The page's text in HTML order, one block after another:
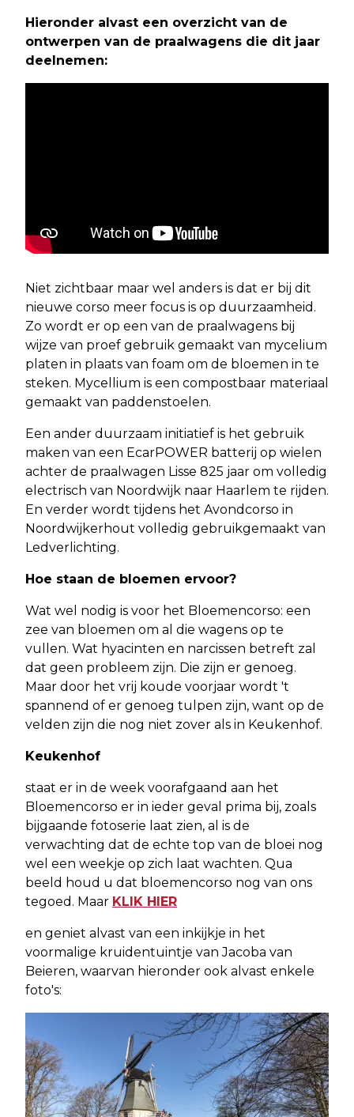
Hieronder alvast een overzicht van de
ontwerpen van de praalwagens die dit jaar
deelnemen:
Niet zichtbaar maar wel anders is dat er bij dit
nieuwe corso meer focus is op duurzaamheid.
Zo wordt er op een van de praalwagens bij
wijze van proef gebruik gemaakt van mycelium
platen in plaats van foam om de bloemen in te
steken. Mycellium is een compostbaar materiaal
gemaakt van paddenstoelen.
Een ander duurzaam initiatief is het gebruik
maken van een EcarPOWER batterij op wielen
achter de praalwagen Lisse 825 jaar om volledig
electrisch van Noordwijk naar Haarlem te rijden.
En verder wordt tijdens het Avondcorso in
Noordwijkerhout volledig gebruikgemaakt van
Ledverlichting.
Hoe staan de bloemen ervoor?
Wat wel nodig is voor het Bloemencorso: een
zee van bloemen om al die wagens op te
vullen. Wat hyacinten en narcissen betreft zal
dat geen probleem zijn. Die zijn er genoeg.
Maar door het vrij koude voorjaar wordt 't
spannend of er genoeg tulpen zijn, want op de
velden zijn die nog niet zover als in Keukenhof.
Keukenhof
staat er in de week voorafgaand aan het
Bloemencorso er in ieder geval prima bij, zoals
bijgaande fotoserie laat zien, al is de
verwachting dat de echte top van de bloei nog
wel een weekje op zich laat wachten. Qua
beeld houd u dat bloemencorso nog van ons
tegoed. Maar KLIK HIER
en geniet alvast van een inkijkje in het
voormalige kruidentuintje van Jacoba van
Beieren, waarvan hieronder ook alvast enkele
foto's: